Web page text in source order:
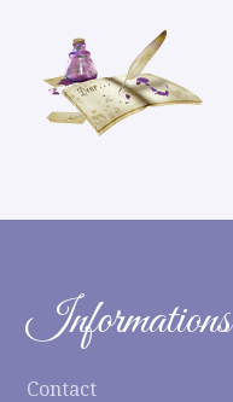
Informations
Contact